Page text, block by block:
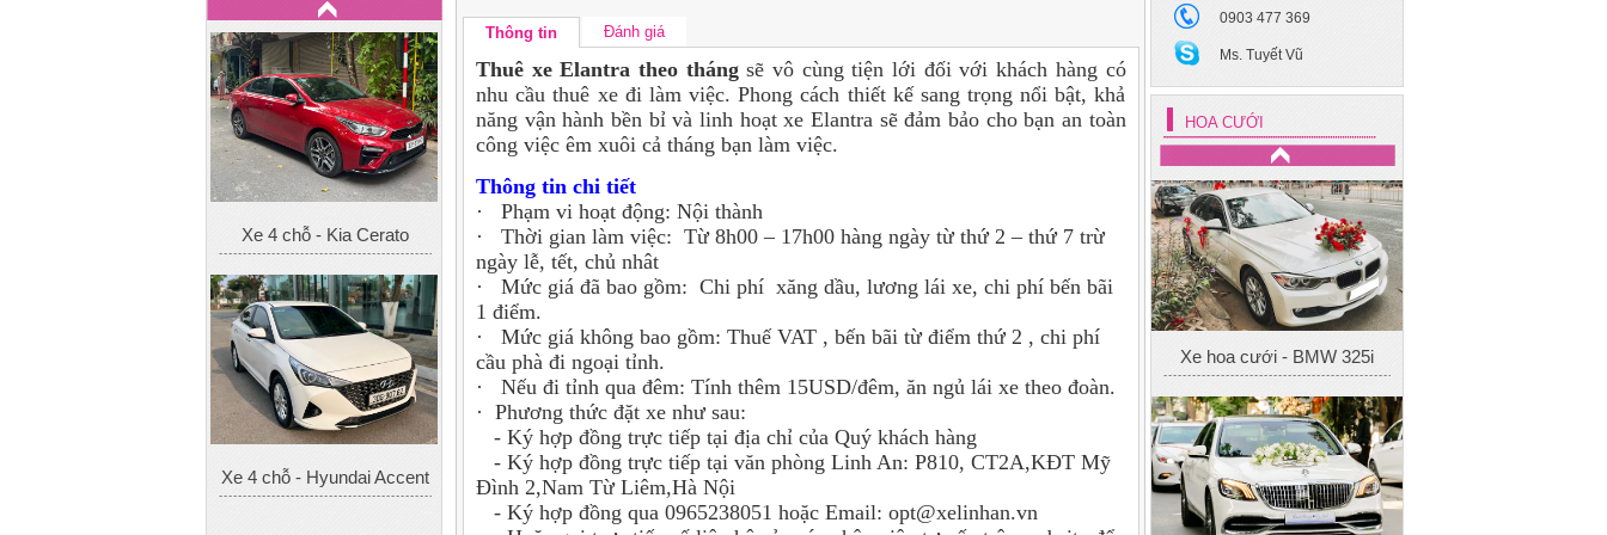
Xe 4 chỗ - Kia Cerato
Xe 4 chỗ - Hyundai Accent
Thông tin Đánh giá
Thuê xe Elantra theo thángsẽ vô cùng tiện lới đối với khách hàng có
nhu cầu thuê xe đi làm việc. Phong cách thiết kế sang trọng nổi bật, khả
năng vận hành bền bỉ và linh hoạt xe Elantra sẽ đảm bảo cho bạn an toàn
công việc êm xuôi cả tháng bạn làm việc.
Thông tin chi tiết
· Phạm vi hoạt động: Nội thành
· Thời gian làm việc: Từ 8h00 – 17h00 hàng ngày từ thứ 2 – thứ 7 trừ
ngày lễ, tết, chủ nhât
· Mức giá đã bao gồm: Chi phí xăng dầu, lương lái xe, chi phí bến bãi
1 điểm.
· Mức giá không bao gồm: Thuế VAT , bến bãi từ điểm thứ 2 , chi phí
cầu phà đi ngoại tỉnh.
· Nếu đi tỉnh qua đêm: Tính thêm 15USD/đêm, ăn ngủ lái xe theo đoàn.
· Phương thức đặt xe như sau:
- Ký hợp đồng trực tiếp tại địa chỉ của Quý khách hàng
- Ký hợp đồng trực tiếp tại văn phòng Linh An: P810, CT2A,KĐT Mỹ
Đình 2,Nam Từ Liêm,Hà Nội
- Ký hợp đồng qua 0965238051 hoặc Email: opt@xelinhan.vn
0903 477 369
Ms. Tuyết Vũ
HOA CƯỚI
Xe hoa cưới - BMW 325i
Xe hoa cưới Mec S450
Maybach